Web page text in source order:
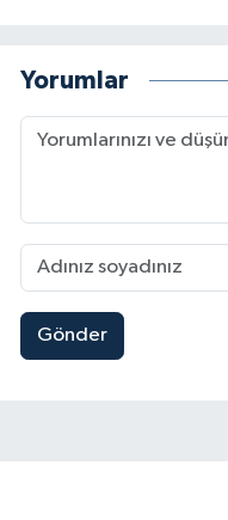
Yorumlar
Gönder